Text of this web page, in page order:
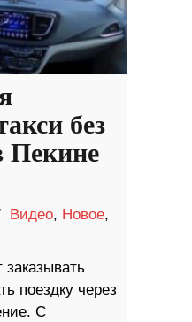
без
Пекине
Видео, Новое,
заказывать
поездку через
С